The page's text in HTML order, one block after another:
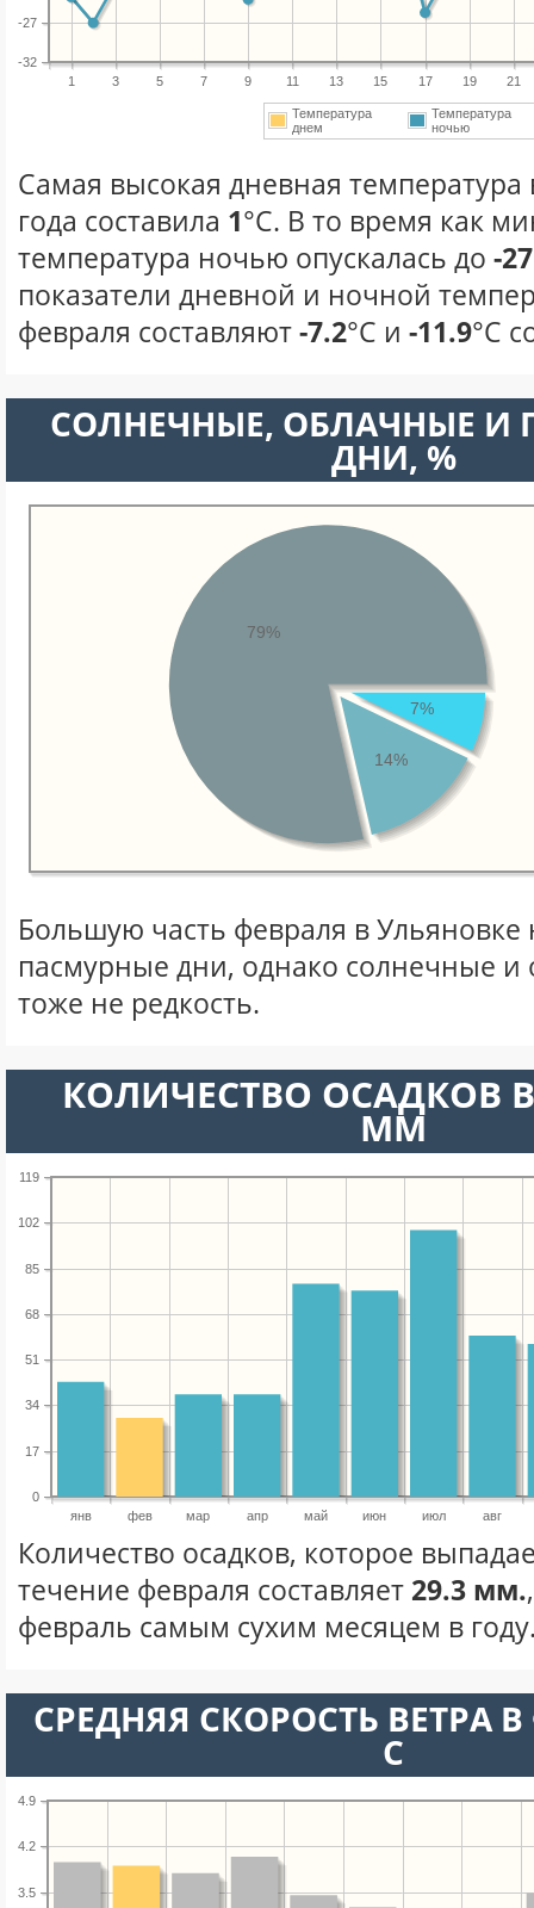
1 3 5 7 9 11 13 15 17 19 21
-32
-27
Температура
днем
Температура
ночью
Самая высокая дневная температура
года составила 1°С. В то время как
температура ночью опускалась до -27
показатели дневной и ночной
февраля составляют-7.2°С и -11.9°С
CОЛНЕЧНЫЕ, ОБЛАЧНЫЕ И
ДНИ, %
7%
14%
79%
Большую часть февраля в
пасмурные дни, однако солнечные
тоже не редкость.
КОЛИЧЕСТВО ОСАДКОВ
ММ
янв фев мар апр май июн июл авг
0
17
34
51
68
85
102
119
Количество осадков, которое
течение февраля составляет 29.3 мм.
февраль самым сухим месяцем в
СРЕДНЯЯ СКОРОСТЬ ВЕТРА
С
3.5
4.2
4.9